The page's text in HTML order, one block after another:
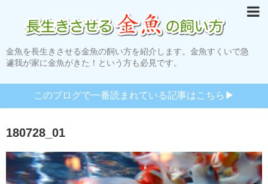
金魚を長生きさせる金魚の飼い方を紹介します。金魚すくいで急
遽我が家に金魚がきた！という方も必見です。
このブログで一番読まれている記事はこちら▶︎
180728_01